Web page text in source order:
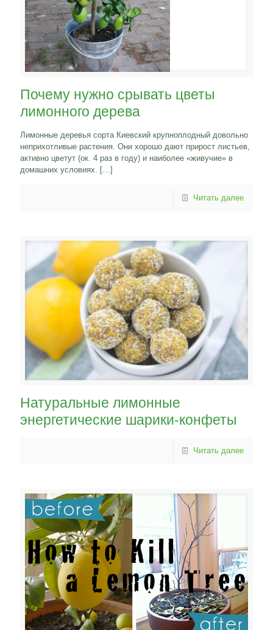
Почему нужно срывать цветы
лимонного дерева
Лимонные деревья сорта Киевский крупноплодный довольно
неприхотливые растения. Они хорошо дают прирост листьев,
активно цветут (ок. 4 раз в году) и наиболее «живучие» в
домашних условиях. […]
Читать далее
Натуральные лимонные
энергетические шарики-конфеты
Читать далее